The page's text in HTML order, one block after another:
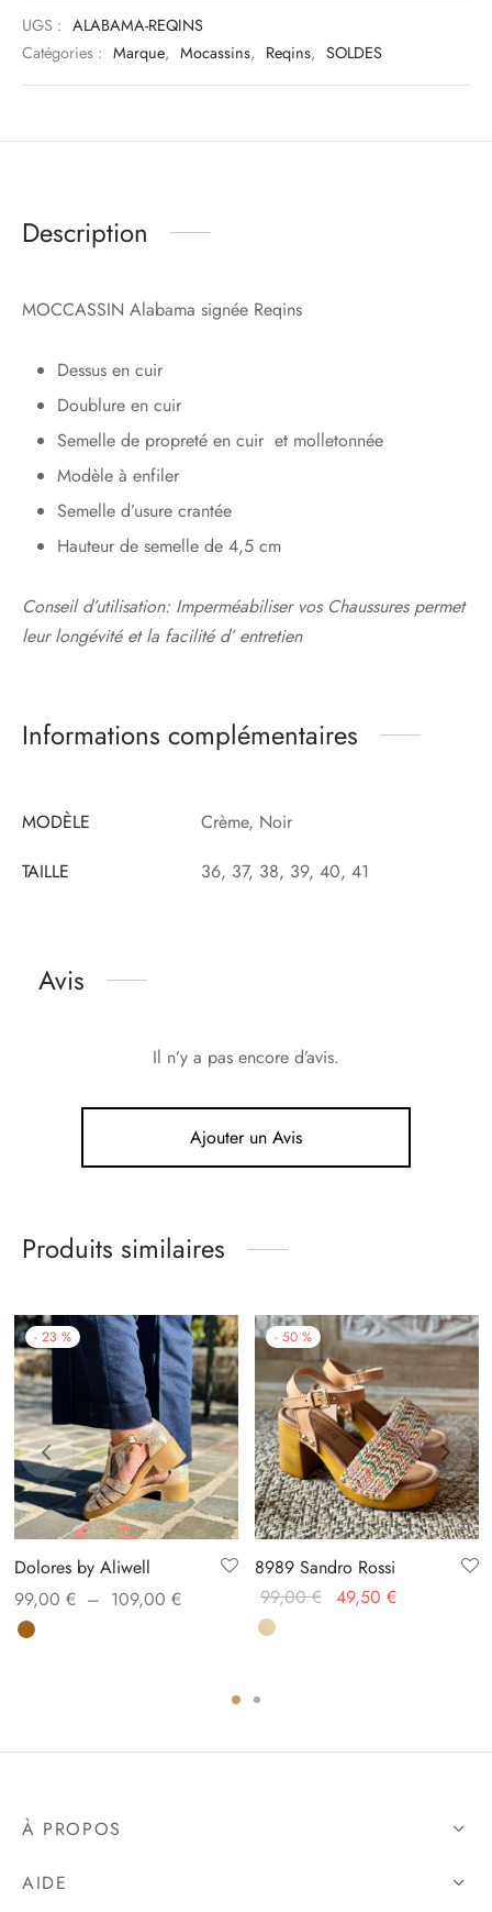
UGS : ALABAMA-REQINS
Catégories : Marque, Mocassins, Reqins, SOLDES
Description
MOCCASSIN Alabama signée Reqins
Dessus en cuir
Doublure en cuir
Semelle de propreté en cuir et molletonnée
Modèle à enfiler
Semelle d’usure crantée
Hauteur de semelle de 4,5 cm
Conseil d’utilisation: Imperméabiliser vos Chaussures permet
leur longévité et la facilité d’ entretien
Informations complémentaires
MODÈLE
Crème, Noir
TAILLE
36, 37, 38, 39, 40, 41
Avis
Il n’y a pas encore d’avis.
Ajouter un Avis
Produits similaires
- 23 %
Dolores by Aliwell
99,00 € – 109,00 €Plage de
109,00 €
- 50 %
8989 Sandro Rossi
99,00€ Le prix
49,50 €
À PROPOS
AIDE